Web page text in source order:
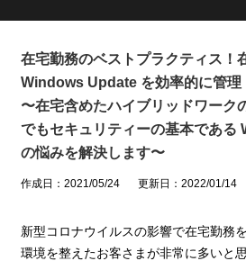
在宅勤務のベストプラクティス！
Windows Update を効率的に管理
〜在宅含めたハイブリッドワーク
でもセキュリティーの基本である
の悩みを解決します〜
作成日：2021/05/24 更新日：2022/01/14
新型コロナウイルスの影響で在宅勤務
環境を整えたお客さまが非常に多いと思